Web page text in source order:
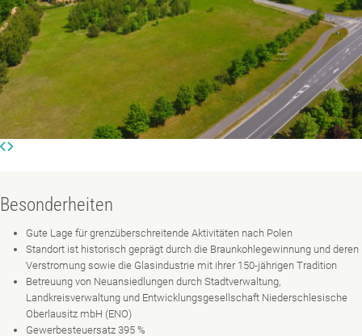
Besonderheiten
Gute Lage für grenzüberschreitende Aktivitäten nach Polen
Standort ist historisch geprägt durch die Braunkohlegewinnung und deren
Verstromung sowie die Glasindustrie mit ihrer 150-jährigen Tradition
Betreuung von Neuansiedlungen durch Stadtverwaltung,
Landkreisverwaltung und Entwicklungsgesellschaft Niederschlesische
Oberlausitz mbH (ENO)
Gewerbesteuersatz 395 %